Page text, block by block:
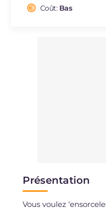
Cholestérol
Coût: Bas
Présentation
Vous voulez